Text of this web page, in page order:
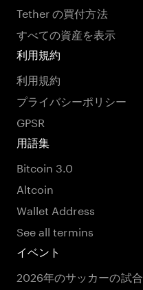
Tether の買付方法
すべての資産を表示
利用規約
利用規約
プライバシーポリシー
GPSR
用語集
Bitcoin 3.0
Altcoin
Wallet Address
See all termins
イベント
2026年のサッカーの試合